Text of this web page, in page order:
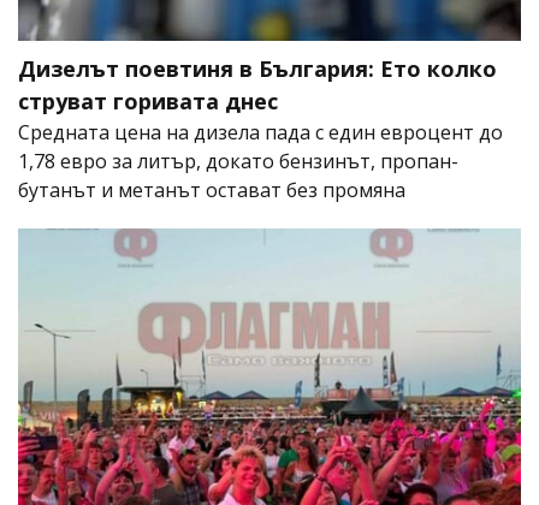
Дизелът поевтиня в България: Ето колко
струват горивата днес
Средната цена на дизела пада с един евроцент до
1,78 евро за литър, докато бензинът, пропан-
бутанът и метанът остават без промяна